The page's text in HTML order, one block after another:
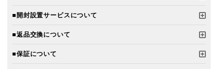
■開封設置サービスについて
■返品交換について
■保証について